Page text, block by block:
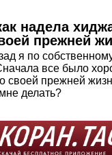
надела
прежней
я по
все было
своей прежней
делать?